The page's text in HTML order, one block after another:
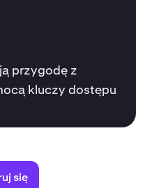
przygodę z
kluczy dostępu
się